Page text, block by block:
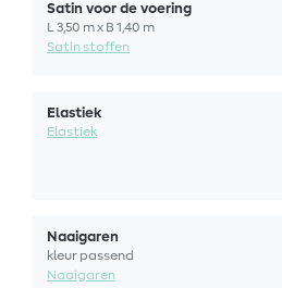
Satin voor de voering
L 3,50 m x B 1,40 m
Satin stoffen
Elastiek
Elastiek
Naaigaren
kleur passend
Naaigaren